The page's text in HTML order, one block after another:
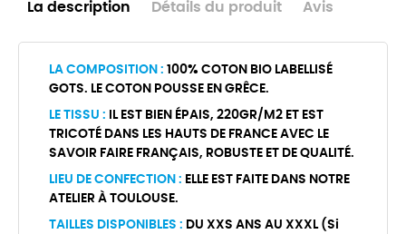
La description Détails du produit Avis
LA COMPOSITION : 100% COTON BIO LABELLISÉ
GOTS. LE COTON POUSSE EN GRÊCE.
LE TISSU : IL EST BIEN ÉPAIS, 220GR/M2 ET EST
TRICOTÉ DANS LES HAUTS DE FRANCE AVEC LE
SAVOIR FAIRE FRANÇAIS, ROBUSTE ET DE QUALITÉ.
LIEU DE CONFECTION : ELLE EST FAITE DANS NOTRE
ATELIER À TOULOUSE.
TAILLES DISPONIBLES : DU XXS ANS AU XXXL (Si